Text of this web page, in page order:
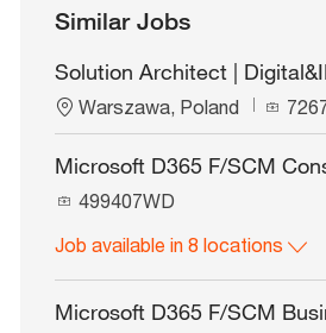
Similar Jobs
Solution Architect |
L
o
c
a
t
o
Warszawa, Poland
J
o
b
I
Microsoft D365 F/SCM
J
b
499407WD
Job available in 8 locations
Microsoft D365 F/SCM